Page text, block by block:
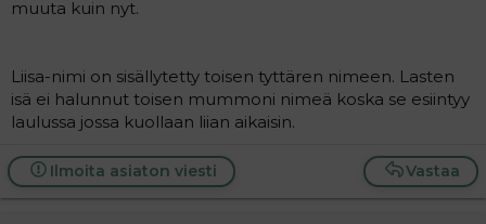
muuta kuin nyt.
Liisa-nimi on sisällytetty toisen tyttären nimeen. Lasten
isä ei halunnut toisen mummoni nimeä koska se esiintyy
laulussa jossa kuollaan liian aikaisin.
Vastaa
Ilmoita asiaton viesti